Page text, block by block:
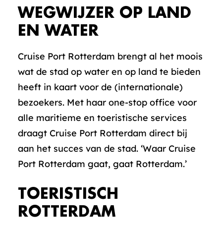
WEGWIJZER OP LAND
EN WATER
Cruise Port Rotterdam brengt al het moois
wat de stad op water en op land te bieden
heeft in kaart voor de (internationale)
bezoekers. Met haar one-stop office voor
alle maritieme en toeristische services
draagt Cruise Port Rotterdam direct bij
aan het succes van de stad. ‘Waar Cruise
Port Rotterdam gaat, gaat Rotterdam.’
TOERISTISCH
ROTTERDAM